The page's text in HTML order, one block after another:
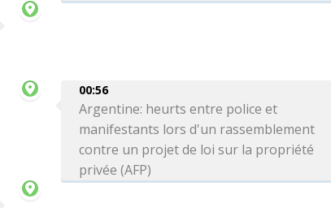
00:56
Argentine: heurts entre police et
manifestants lors d'un rassemblement
contre un projet de loi sur la propriété
privée (AFP)